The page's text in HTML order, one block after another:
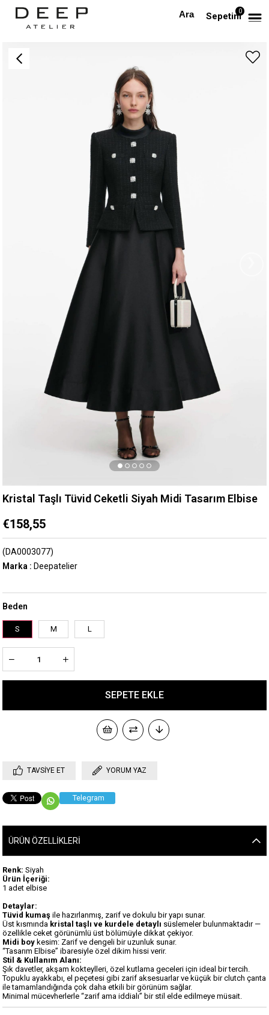
Sepetim0
Anasayfa TÜM ELBİSELER Kristal Taşlı Tüvid Ceketli Siyah Midi Tasarım Elbise
Kristal Taşlı Tüvid Ceketli Siyah Midi Tasarım Elbise
€158,55
(DA0003077)
Marka : Deepatelier
Beden
S M L
TAVSIYE ET YORUM YAZ
Telegram
ÜRÜN ÖZELLIKLERI
Renk: Siyah
Ürün İçeriği:
1 adet elbise
Detaylar:
Tüvid kumaş ile hazırlanmış, zarif ve dokulu bir yapı sunar.
Üst kısmında kristal taşlı ve kurdele detaylı süslemeler bulunmaktadır —
özellikle ceket görünümlü üst bölümüyle dikkat çekiyor.
Midi boy kesim: Zarif ve dengeli bir uzunluk sunar.
“Tasarım Elbise” ibaresiyle özel dikim hissi verir.
Stil & Kullanım Alanı:
Şık davetler, akşam kokteylleri, özel kutlama geceleri için ideal bir tercih.
Topuklu ayakkabı, el peçetesi gibi zarif aksesuarlar ve küçük bir clutch çanta
ile tamamlandığında çok daha etkili bir görünüm sağlar.
Minimal mücevherlerle “zarif ama iddialı” bir stil elde edilmeye müsait.